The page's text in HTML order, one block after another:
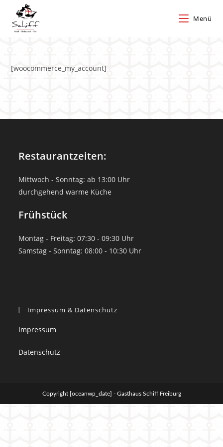
Inhalt
springen
Menü
[woocommerce_my_account]
Restaurantzeiten:
Mittwoch - Sonntag: ab 13:00 Uhr
durchgehend warme Küche
Frühstück
Montag - Freitag: 07:30 - 09:30 Uhr
Samstag - Sonntag: 08:00 - 10:30 Uhr
Impressum & Datenschutz
Impressum
Datenschutz
Copyright [oceanwp_date] - Gasthaus Schiff Freiburg